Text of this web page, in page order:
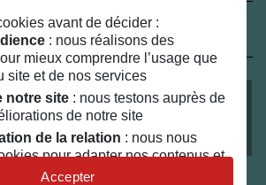
peuvent
intéresser
adultes de l’expo « Voir la mer »
avant de décider :
: nous réalisons des
mieux comprendre l’usage que
site et de nos services
notre site: nous testons auprès de
de notre site
de la relation : nous nous
pour adapter nos contenus et
nos offresAccepter